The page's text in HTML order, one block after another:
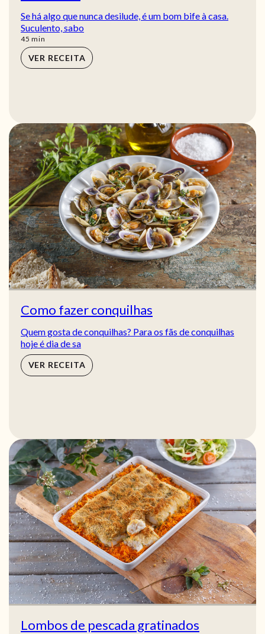
Se há algo que nunca desilude, é um bom bife à casa.
Suculento, sabo
45 min
min
VER RECEITA
Como fazer conquilhas
Quem gosta de conquilhas? Para os fãs de conquilhas
hoje é dia de sa
VER RECEITA
Lombos de pescada gratinados